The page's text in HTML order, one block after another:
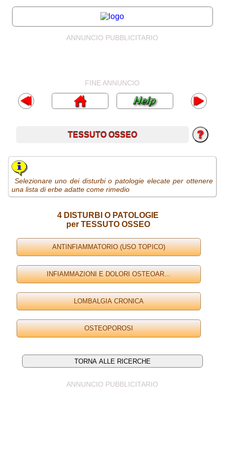
ANNUNCIO PUBBLICITARIO
FINE ANNUNCIO
TESSUTO OSSEO
Selezionare uno dei disturbi o patologie elecate per ottenere
una lista di erbe adatte come rimedio
4 DISTURBI O PATOLOGIE
per TESSUTO OSSEO
ANNUNCIO PUBBLICITARIO